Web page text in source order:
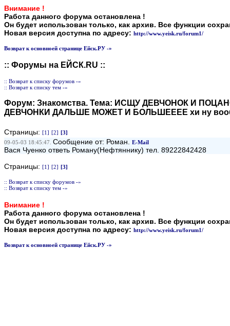
Внимание !
Работа данного форума остановлена !
Он будет использован только, как архив. Все функции
Новая версия доступна по адресу: http://www.yeisk.ru/forum1/
Возврат к основноей странице Ейск.РУ -»
:: Форумы на ЕЙСК.RU ::
:: Возврат к списку форумов -»
:: Возврат к списку тем -»
Форум: Знакомства. Тема: ИСЩУ ДЕВЧОНОК И
ДЕВЧОНКИ ДАЛЬШЕ МОЖЕТ И БОЛЬШЕЕЕЕ хи ну
Страницы: [1] [2] [3]
09-05-03 18:45:47. Сообщение от: Роман. E-Mail
Вася Чуенко ответь Роману(Нефтяннику) тел. 89222842428
Страницы: [1] [2] [3]
:: Возврат к списку форумов -»
:: Возврат к списку тем -»
Внимание !
Работа данного форума остановлена !
Он будет использован только, как архив. Все функции
Новая версия доступна по адресу: http://www.yeisk.ru/forum1/
Возврат к основноей странице Ейск.РУ -»